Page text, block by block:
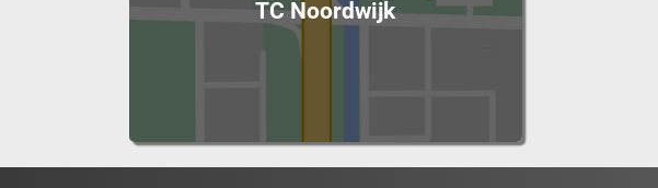
TC Noordwijk